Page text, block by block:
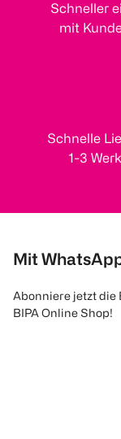
Schneller
mit
Schnelle
1-3
Mit
Abonniere jetzt die
BIPA Online Shop!